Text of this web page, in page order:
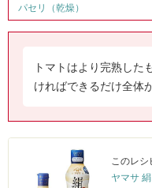
パセリ（乾燥）
トマトはより完熟した
ければできるだけ全体
このレシ
ヤマサ